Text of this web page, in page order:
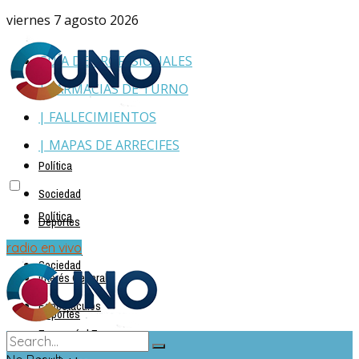
viernes 7 agosto 2026
GUÍA DE PROFESIONALES
| FARMACIAS DE TURNO
| FALLECIMIENTOS
| MAPAS DE ARRECIFES
Política
Sociedad
Deportes
Policiales
Interés General
Espectáculos
Economía | Empresas
Política
Sociedad
Deportes
radio en vivo